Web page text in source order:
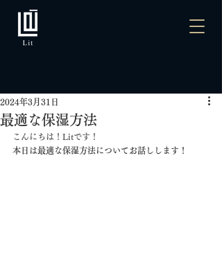
最適な保湿方法
2024年3月31日
こんにちは！Litです！
本日は最適な保湿方法についてお話しします！